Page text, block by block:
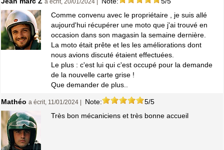
a écrit, 20/01/2024 |
Comme convenu avec le propriétaire , je suis allé
aujourd'hui récupérer une moto que j'ai trouvé en
occasion dans son magasin la semaine dernière.
La moto était prête et les les améliorations dont
nous avions discuté étaient effectuées.
Le plus : c'est lui qui c'est occupé pour la demande
de la nouvelle carte grise !
Que demander de plus..
Mathéo a écrit, 11/01/2024 | Note:
5/5
Très bon mécaniciens et très bonne accueil